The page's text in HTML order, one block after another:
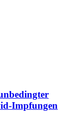
Impfungen